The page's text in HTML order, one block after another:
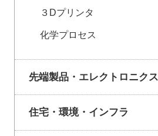
３Dプリンタ
化学プロセス
先端製品・エレクトロニクス
住宅・環境・インフラ